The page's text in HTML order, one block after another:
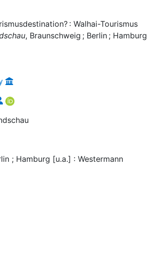
: Walhai-Tourismus
, Braunschweig ; Berlin ; Hamburg
; Hamburg [u.a.] : Westermann